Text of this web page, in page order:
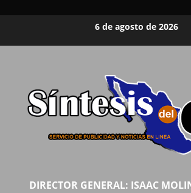
6 de agosto de 2026
DIRECTOR GENERAL: ISAAC